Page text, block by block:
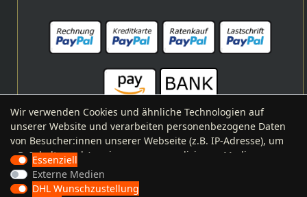
VERSANDARTEN
Wir verwenden Cookies und ähnliche Technologien auf
unserer Website und verarbeiten personenbezogene Daten
von Besucher:innen unserer Webseite (z.B. IP-Adresse), um
z.B. Inhalte und Anzeigen zu personalisieren, Medien von
Drittanbietern einzubinden oder Zugriffe auf unsere
Website zu analysieren. Die Datenverarbeitung erfolgt erst
Essenziell
Externe Medien
DHL Wunschzustellung